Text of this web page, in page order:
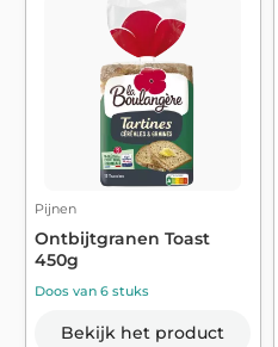
Pijnen
Ontbijtgranen Toast
450g
Doos van 6 stuks
Bekijk het product